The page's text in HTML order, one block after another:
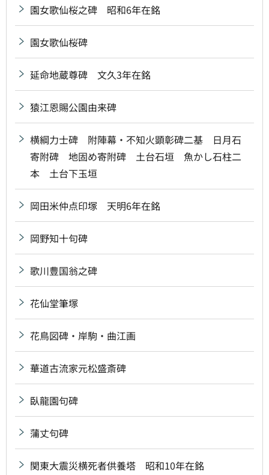
園女歌仙桜之碑 昭和6年在銘
園女歌仙桜碑
延命地蔵尊碑 文久3年在銘
猿江恩賜公園由来碑
横綱力士碑 附陣幕・不知火顕彰碑二基 日月石
寄附碑 地固め寄附碑 土台石垣 魚かし石柱二
本 土台下玉垣
岡田米仲点印塚 天明6年在銘
岡野知十句碑
歌川豊国翁之碑
花仙堂筆塚
花鳥図碑・岸駒・曲江画
華道古流家元松盛斎碑
臥龍園句碑
蒲丈句碑
関東大震災横死者供養塔 昭和10年在銘